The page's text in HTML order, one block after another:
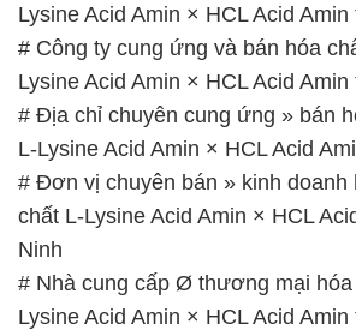
Lysine Acid Amin × HCL Acid
# Công ty cung ứng và bán hóa
Lysine Acid Amin × HCL Acid
# Địa chỉ chuyên cung ứng » bán
L-Lysine Acid Amin × HCL Acid
# Đơn vị chuyên bán » kinh doanh
chất L-Lysine Acid Amin × HCL
Ninh
# Nhà cung cấp Ø thương mại
Lysine Acid Amin × HCL Acid